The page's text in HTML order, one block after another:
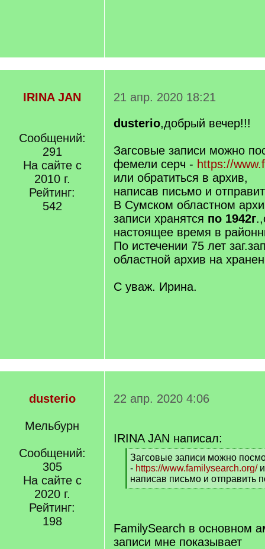
IRINA JAN
Сообщений:
291
На сайте с
2010 г.
Рейтинг:
542
21 апр. 2020 18:21
dusterio,добрый вечер!!!
Загсовые записи можно
фемели серч - https://
или обратиться в архив,
написав письмо и
В Сумском областном
записи хранятся по 1942г
настоящее время в
По истечении 75 лет
областной архив на
С уваж. Ирина.
dusterio
Мельбурн
Сообщений:
305
На сайте с
2020 г.
Рейтинг:
198
22 апр. 2020 4:06
IRINA JAN написал:
[
q
]
Загсовые записи можно
- https://www.familysearch.org/
написав письмо и отправить
[
FamilySearch в основном
записи мне показывает